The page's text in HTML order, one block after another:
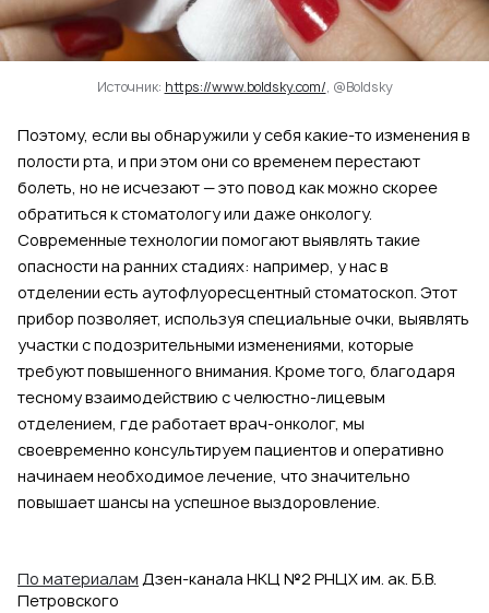
Источник: https://www.boldsky.com/, @Boldsky
Поэтому, если вы обнаружили у себя какие-то изменения в
полости рта, и при этом они со временем перестают
болеть, но не исчезают — это повод как можно скорее
обратиться к стоматологу или даже онкологу.
Современные технологии помогают выявлять такие
опасности на ранних стадиях: например, у нас в
отделении есть аутофлуоресцентный стоматоскоп. Этот
прибор позволяет, используя специальные очки, выявлять
участки с подозрительными изменениями, которые
требуют повышенного внимания. Кроме того, благодаря
тесному взаимодействию с челюстно-лицевым
отделением, где работает врач-онколог, мы
своевременно консультируем пациентов и оперативно
начинаем необходимое лечение, что значительно
повышает шансы на успешное выздоровление.
По материалам Дзен-канала НКЦ №2 РНЦХ им. ак. Б.В.
Петровского